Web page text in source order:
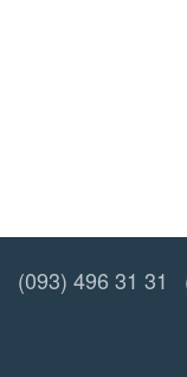
(093) 496 31 31